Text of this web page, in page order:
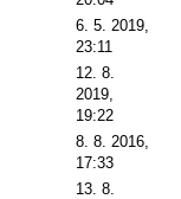
6. 5. 2019,
23:11
12. 8.
2019,
19:22
8. 8. 2016,
17:33
13. 8.